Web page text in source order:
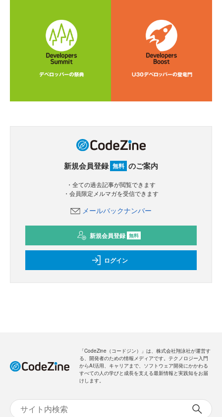
新規会員登録 無料 のご案内
・全ての過去記事が閲覧できます
・会員限定メルマガを受信できます
メールバックナンバー
新規会員登録 無料
ログイン
「CodeZine（コードジン）」は、株式会社翔泳社が運営す
る、開発者のための情報メディアです。テクノロジー入門
からAI活用、キャリアまで、ソフトウェア開発にかかわる
すべての人の学びと成長を支える最新情報と実践知をお届
けします。